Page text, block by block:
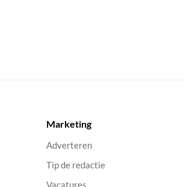
Marketing
Adverteren
Tip de redactie
Vacatures